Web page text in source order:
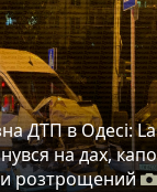
ДТП в Одесі:
на дах,
розтрощений